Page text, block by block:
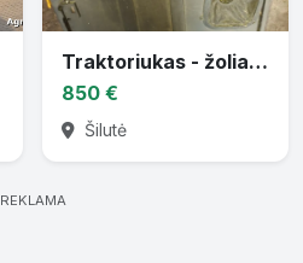
Traktoriukas - žoliapjovė
850 €
Šilutė
REKLAMA